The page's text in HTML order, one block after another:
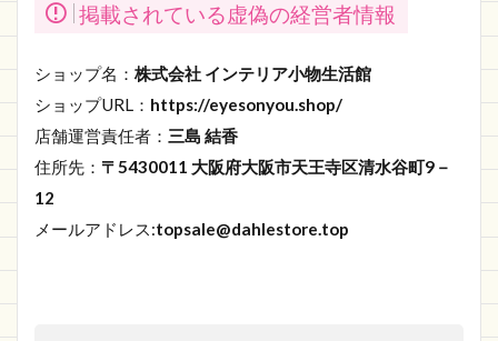
掲載されている虚偽の経営者情報
ショップ名： 株式会社 インテリア小物生活館
ショップURL： https://eyesonyou.shop/
店舗運営責任者： 三島 結香
住所先： 〒5430011 大阪府大阪市天王寺区清水谷町9－
12
メールアドレス:topsale@dahlestore.top